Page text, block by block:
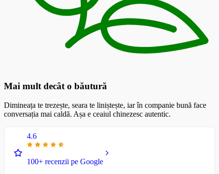
Mai mult decât o băutură
Dimineața te trezește, seara te liniștește, iar în companie bună face
conversația mai caldă. Așa e ceaiul chinezesc autentic.
4.6
100+ recenzii pe Google